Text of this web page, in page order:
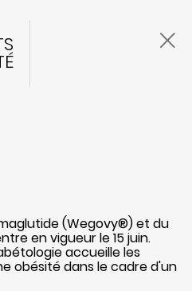
(Wegovy®) et du
en vigueur le 15 juin.
accueille les
obésité dans le cadre d'un